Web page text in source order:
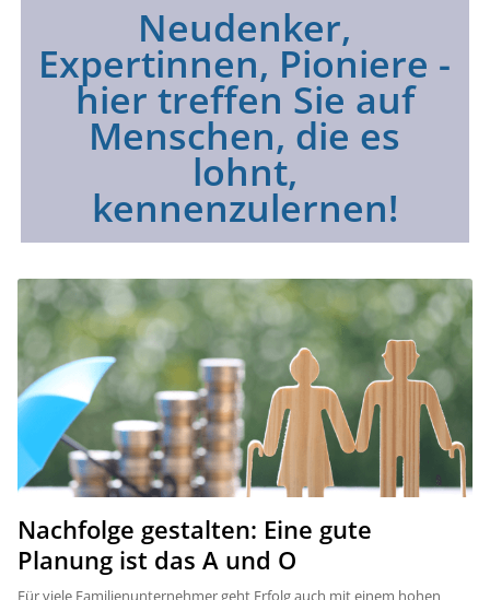
Neudenker,
Expertinnen, Pioniere -
hier treffen Sie auf
Menschen, die es
lohnt,
kennenzulernen!​
Nachfolge gestalten: Eine gute
Planung ist das A und O
Für viele Familienunternehmer geht Erfolg auch mit einem hohen